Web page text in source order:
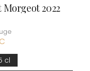
2022
cl